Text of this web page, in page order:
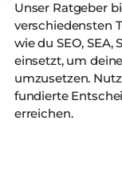
Unser Ratgeber
verschiedensten
wie du SEO,
einsetzt, um
umzusetzen.
fundierte
erreichen.